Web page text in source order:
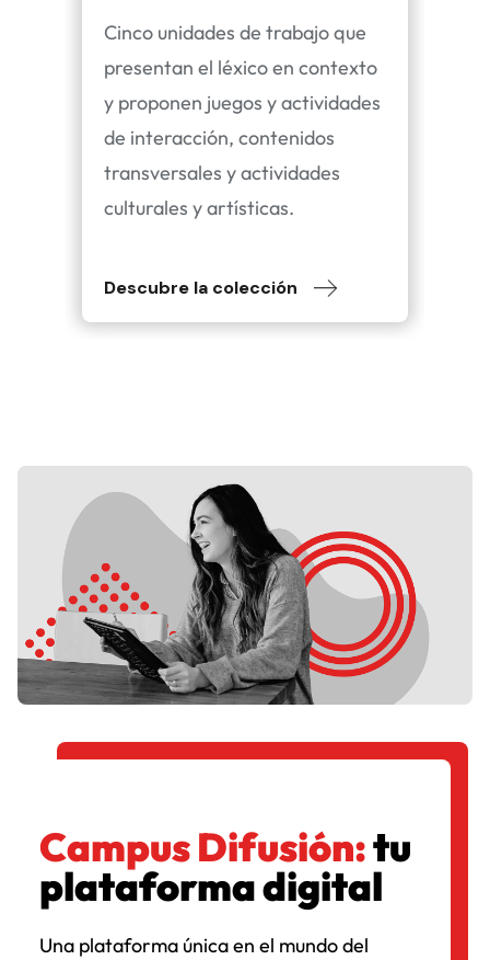
Cinco unidades de trabajo que
presentan el léxico en contexto
y proponen juegos y actividades
de interacción, contenidos
transversales y actividades
culturales y artísticas.
Descubre la colección
Campus Difusión:tu
plataforma digital
Una plataforma única en el mundo del